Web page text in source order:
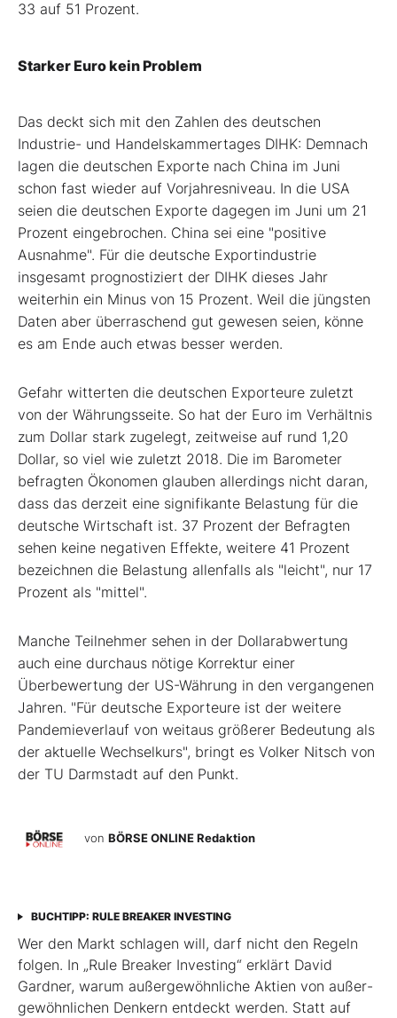
33 auf 51 Prozent.
Starker Euro kein Problem
Das deckt sich mit den Zahlen des deutschen
Industrie- und Handelskammertages DIHK: Demnach
lagen die deutschen Exporte nach China im Juni
schon fast wieder auf Vorjahresniveau. In die USA
seien die deutschen Exporte dagegen im Juni um 21
Prozent eingebrochen. China sei eine "positive
Ausnahme". Für die deutsche Exportindustrie
insgesamt prognostiziert der DIHK dieses Jahr
weiterhin ein Minus von 15 Prozent. Weil die jüngsten
Daten aber überraschend gut gewesen seien, könne
es am Ende auch etwas besser werden.
Gefahr witterten die deutschen Exporteure zuletzt
von der Währungsseite. So hat der Euro im Verhältnis
zum Dollar stark zugelegt, zeitweise auf rund 1,20
Dollar, so viel wie zuletzt 2018. Die im Barometer
befragten Ökonomen glauben allerdings nicht daran,
dass das derzeit eine signifikante Belastung für die
deutsche Wirtschaft ist. 37 Prozent der Befragten
sehen keine negativen Effekte, weitere 41 Prozent
bezeichnen die Belastung allenfalls als "leicht", nur 17
Prozent als "mittel".
Manche Teilnehmer sehen in der Dollarabwertung
auch eine durchaus nötige Korrektur einer
Überbewertung der US-Währung in den vergangenen
Jahren. "Für deutsche Exporteure ist der weitere
Pandemieverlauf von weitaus größerer Bedeutung als
der aktuelle Wechselkurs", bringt es Volker Nitsch von
der TU Darmstadt auf den Punkt.
von BÖRSE ONLINE Redaktion
BUCHTIPP: RULE BREAKER INVESTING
Wer den Markt schlagen will, darf nicht den Regeln
folgen. In „Rule Breaker Investing“ erklärt David
Gardner, warum außergewöhnliche Aktien von außer­
gewöhnlichen Denkern entdeckt werden. Statt auf